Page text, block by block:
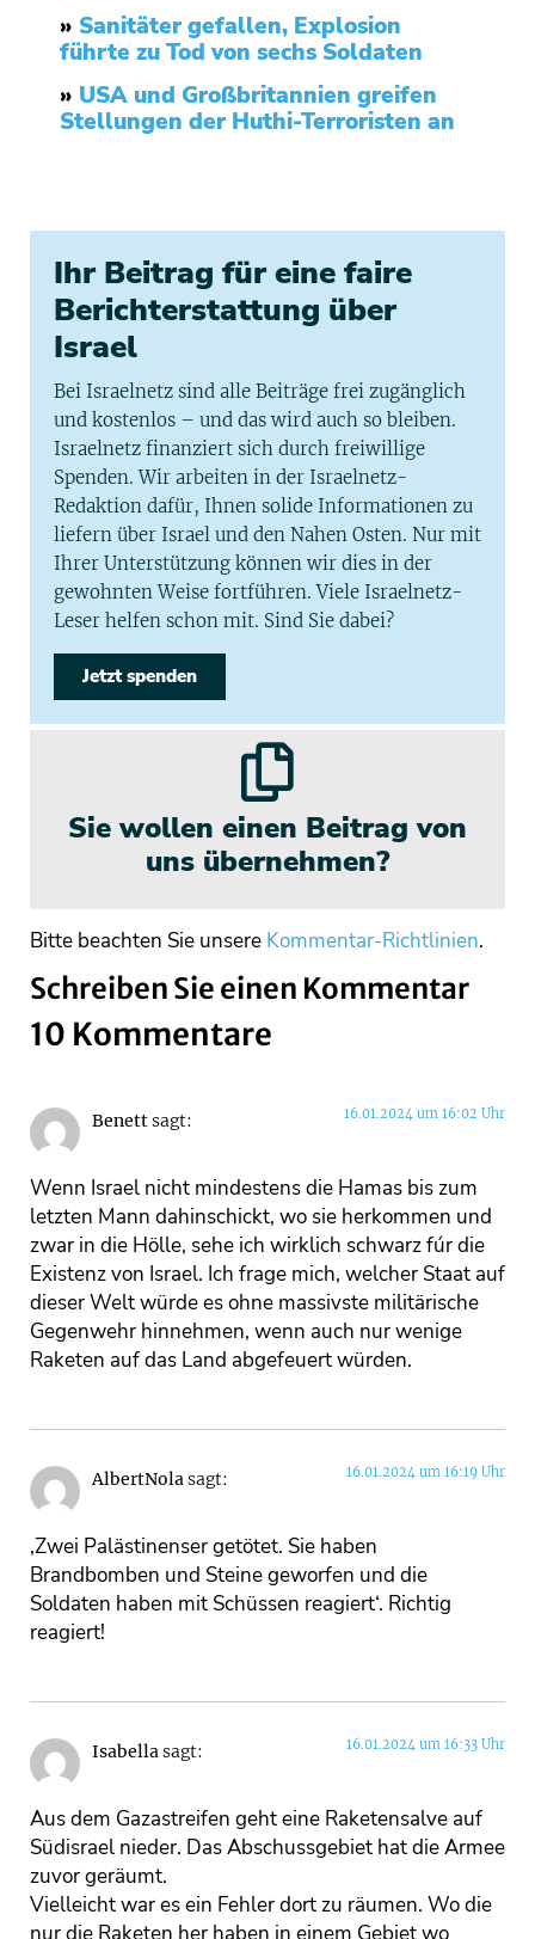
» Sanitäter gefallen, Explosion
führte zu Tod von sechs Soldaten
» USA und Großbritannien greifen
Stellungen der Huthi-Terroristen an
Ihr Beitrag für eine faire
Berichterstattung über
Israel
Bei Israelnetz sind alle Beiträge frei zugänglich
und kostenlos – und das wird auch so bleiben.
Israelnetz finanziert sich durch freiwillige
Spenden. Wir arbeiten in der Israelnetz-
Redaktion dafür, Ihnen solide Informationen zu
liefern über Israel und den Nahen Osten. Nur mit
Ihrer Unterstützung können wir dies in der
gewohnten Weise fortführen. Viele Israelnetz-
Leser helfen schon mit. Sind Sie dabei?
Jetzt spenden
Sie wollen einen Beitrag von
uns übernehmen?
Bitte beachten Sie unsere Kommentar-Richtlinien.
Schreiben Sie einen Kommentar
10 Kommentare
Benettsagt: 16.01.2024 um 16:02 Uhr
Wenn Israel nicht mindestens die Hamas bis zum
letzten Mann dahinschickt, wo sie herkommen und
zwar in die Hölle, sehe ich wirklich schwarz fúr die
Existenz von Israel. Ich frage mich, welcher Staat auf
dieser Welt würde es ohne massivste militärische
Gegenwehr hinnehmen, wenn auch nur wenige
Raketen auf das Land abgefeuert würden.
AlbertNolasagt: 16.01.2024 um 16:19 Uhr
‚Zwei Palästinenser getötet. Sie haben
Brandbomben und Steine geworfen und die
Soldaten haben mit Schüssen reagiert‘. Richtig
reagiert!
Isabellasagt: 16.01.2024 um 16:33 Uhr
Aus dem Gazastreifen geht eine Raketensalve auf
Südisrael nieder. Das Abschussgebiet hat die Armee
zuvor geräumt.
Vielleicht war es ein Fehler dort zu räumen. Wo die